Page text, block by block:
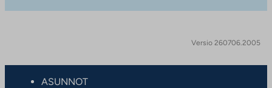
Versio 260706.2005
ASUNNOT